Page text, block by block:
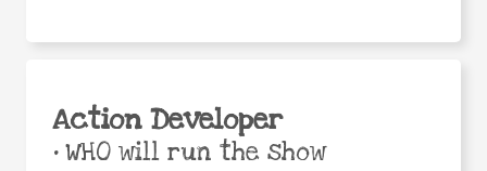
Action Developer
•WHO will run the show